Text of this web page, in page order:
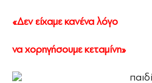
«Δεν είχαμε κανένα λόγο
να χορηγήσουμε κεταμίνη»